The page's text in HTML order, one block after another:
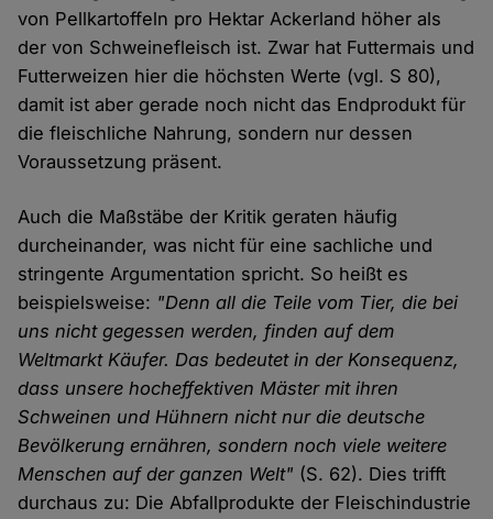
von Pellkartoffeln pro Hektar Ackerland höher als
der von Schweinefleisch ist. Zwar hat Futtermais und
Futterweizen hier die höchsten Werte (vgl. S 80),
damit ist aber gerade noch nicht das Endprodukt für
die fleischliche Nahrung, sondern nur dessen
Voraussetzung präsent.
Auch die Maßstäbe der Kritik geraten häufig
durcheinander, was nicht für eine sachliche und
stringente Argumentation spricht. So heißt es
beispielsweise: "Denn all die Teile vom Tier, die bei
uns nicht gegessen werden, finden auf dem
Weltmarkt Käufer. Das bedeutet in der Konsequenz,
dass unsere hocheffektiven Mäster mit ihren
Schweinen und Hühnern nicht nur die deutsche
Bevölkerung ernähren, sondern noch viele weitere
Menschen auf der ganzen Welt" (S. 62). Dies trifft
durchaus zu: Die Abfallprodukte der Fleischindustrie